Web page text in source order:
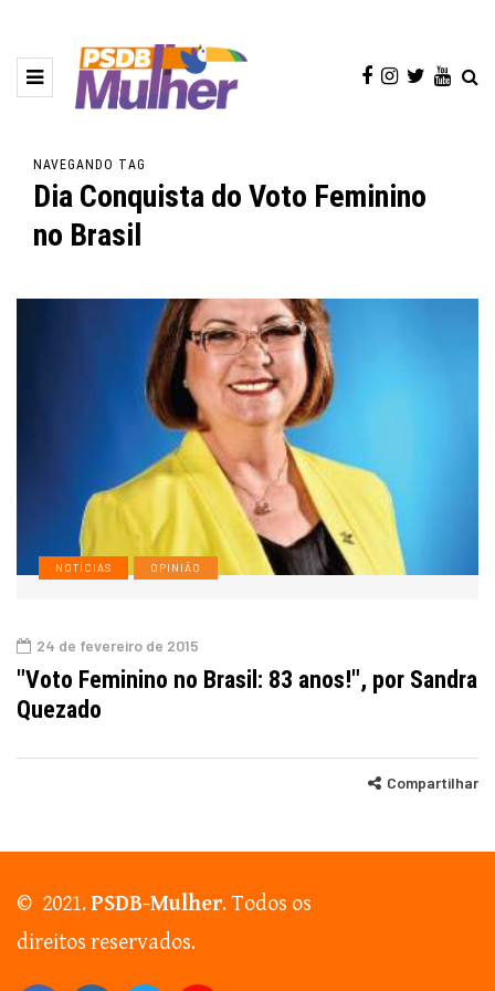
NAVEGANDO TAG
Dia Conquista do Voto Feminino
no Brasil
NOTÍCIAS OPINIÃO
24 de fevereiro de 2015
"Voto Feminino no Brasil: 83 anos!", por Sandra
Quezado
Compartilhar
© 2021.PSDB-Mulher. Todos os
direitos reservados.